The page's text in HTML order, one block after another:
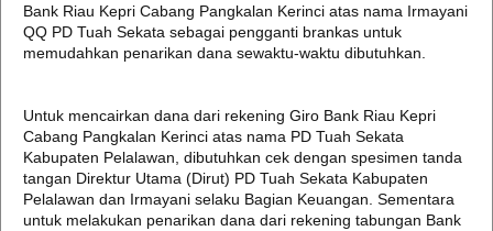
Bank Riau Kepri Cabang Pangkalan Kerinci atas nama Irmayani
QQ PD Tuah Sekata sebagai pengganti brankas untuk
memudahkan penarikan dana sewaktu-waktu dibutuhkan.
Untuk mencairkan dana dari rekening Giro Bank Riau Kepri
Cabang Pangkalan Kerinci atas nama PD Tuah Sekata
Kabupaten Pelalawan, dibutuhkan cek dengan spesimen tanda
tangan Direktur Utama (Dirut) PD Tuah Sekata Kabupaten
Pelalawan dan Irmayani selaku Bagian Keuangan. Sementara
untuk melakukan penarikan dana dari rekening tabungan Bank